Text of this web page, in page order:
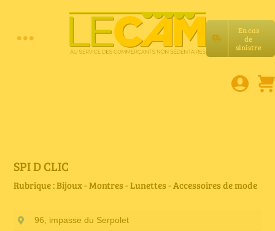
En cas
de
sinistre
Toggle
E-book
SPI D CLIC
Rubrique : Bijoux - Montres - Lunettes - Accessoires de mode
96, impasse du Serpolet